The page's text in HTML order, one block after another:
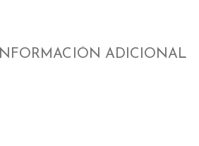
INFORMACIÓN ADICIONAL